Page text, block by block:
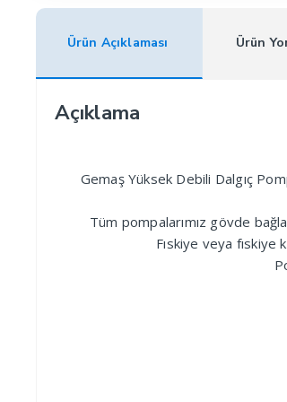
Ürün Açıklaması Ürün
Açıklama
Gemaş Yüksek Debili Dalgıç
Tüm pompalarımız gövde
Fıskiye veya